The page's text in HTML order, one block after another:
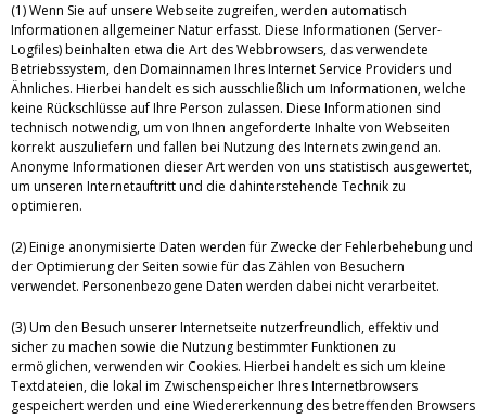
(1) Wenn Sie auf unsere Webseite zugreifen, werden automatisch
Informationen allgemeiner Natur erfasst. Diese Informationen (Server-
Logfiles) beinhalten etwa die Art des Webbrowsers, das verwendete
Betriebssystem, den Domainnamen Ihres Internet Service Providers und
Ähnliches. Hierbei handelt es sich ausschließlich um Informationen, welche
keine Rückschlüsse auf Ihre Person zulassen. Diese Informationen sind
technisch notwendig, um von Ihnen angeforderte Inhalte von Webseiten
korrekt auszuliefern und fallen bei Nutzung des Internets zwingend an.
Anonyme Informationen dieser Art werden von uns statistisch ausgewertet,
um unseren Internetauftritt und die dahinterstehende Technik zu
optimieren.
(2) Einige anonymisierte Daten werden für Zwecke der Fehlerbehebung und
der Optimierung der Seiten sowie für das Zählen von Besuchern
verwendet. Personenbezogene Daten werden dabei nicht verarbeitet.
(3) Um den Besuch unserer Internetseite nutzerfreundlich, effektiv und
sicher zu machen sowie die Nutzung bestimmter Funktionen zu
ermöglichen, verwenden wir Cookies. Hierbei handelt es sich um kleine
Textdateien, die lokal im Zwischenspeicher Ihres Internetbrowsers
gespeichert werden und eine Wiedererkennung des betreffenden Browsers